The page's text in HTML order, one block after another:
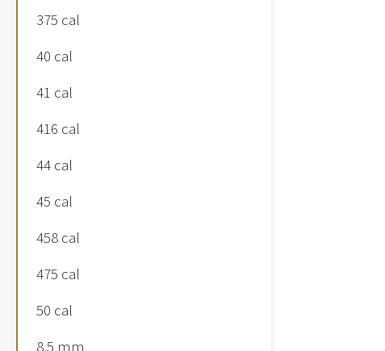
375 cal
40 cal
41 cal
416 cal
44 cal
45 cal
458 cal
475 cal
50 cal
8.5 mm